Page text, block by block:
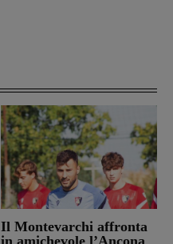
Il Montevarchi affronta
in amichevole l’Ancona